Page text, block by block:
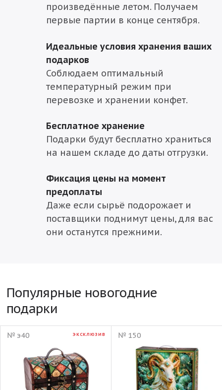
произведённые летом. Получаем
первые партии в конце сентября.
Идеальные условия хранения ваших
подарков
Соблюдаем оптимальный
температурный режим при
перевозке и хранении конфет.
Бесплатное хранение
Подарки будут бесплатно храниться
на нашем складе до даты отгрузки.
Фиксация цены на момент
предоплаты
Даже если сырьё подорожает и
поставщики поднимут цены, для вас
они останутся прежними.
Популярные новогодние
подарки
№ э40 ЭКСКЛЮЗИВ № 150